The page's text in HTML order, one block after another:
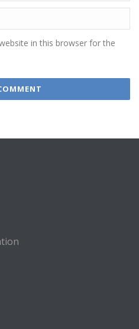
in this browser for the